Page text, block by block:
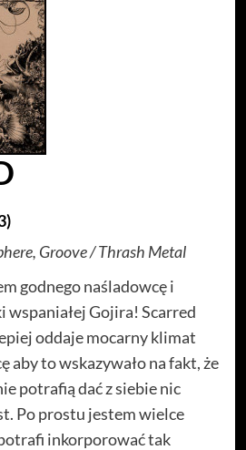
Groove / Thrash Metal
godnego naśladowcę i
Gojira! Scarred
oddaje mocarny klimat
aby to wskazywało na fakt, że
potrafią dać z siebie nic
Po prostu jestem wielce
inkorporować tak